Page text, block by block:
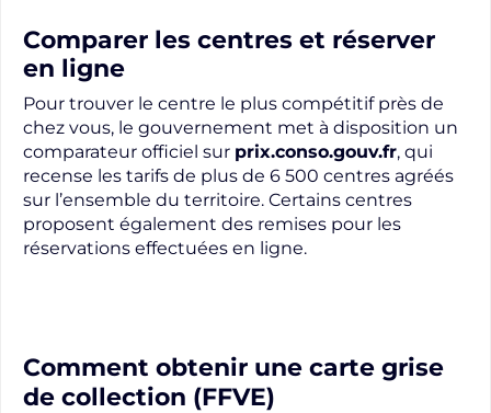
Comparer les centres et réserver
en ligne
Pour trouver le centre le plus compétitif près de
chez vous, le gouvernement met à disposition un
comparateur officiel sur prix.conso.gouv.fr, qui
recense les tarifs de plus de 6 500 centres agréés
sur l’ensemble du territoire. Certains centres
proposent également des remises pour les
réservations effectuées en ligne.
Comment obtenir une carte grise
de collection (FFVE)